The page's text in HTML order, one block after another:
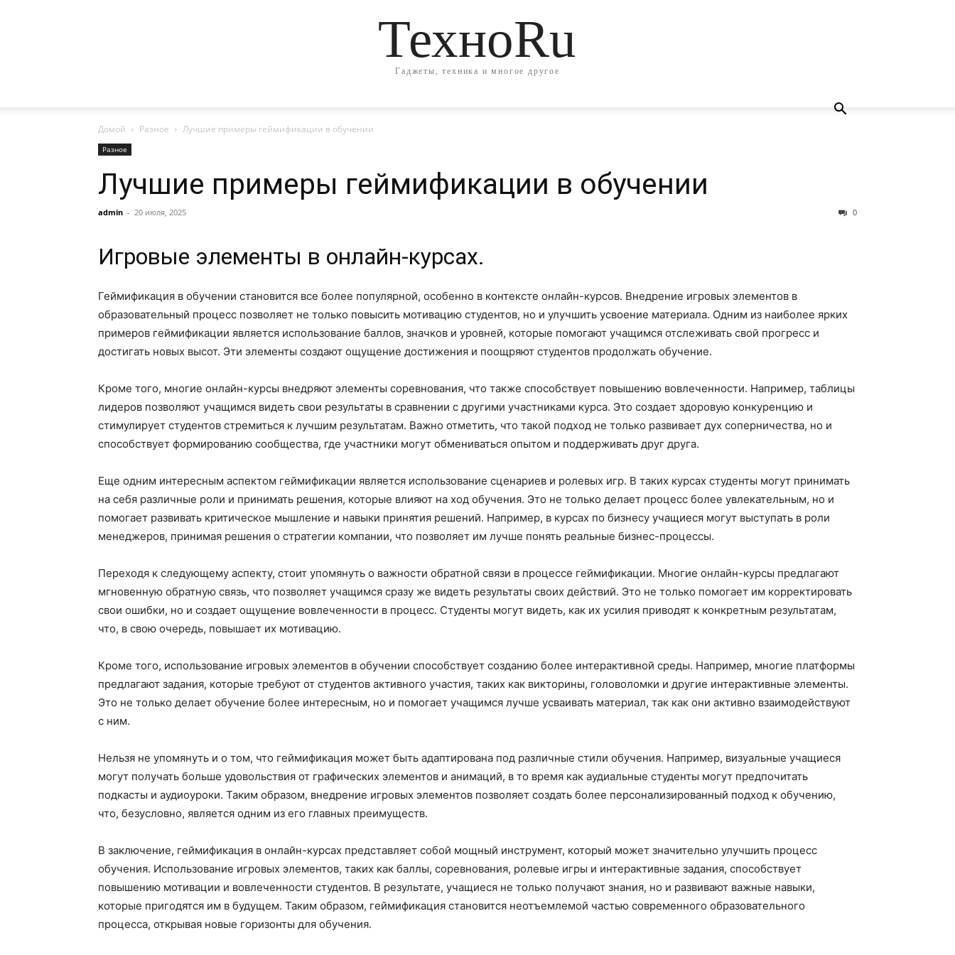
ТехноRu
Гаджеты, техника и многое другое
Домой Разное Лучшие примеры геймификации в обучении
Разное
Лучшие примеры геймификации в обучении
admin - 20 июля, 2025 0
Игровые элементы в онлайн-курсах.
Геймификация в обучении становится все более популярной, особенно в контексте онлайн-курсов. Внедрение игровых элементов в
образовательный процесс позволяет не только повысить мотивацию студентов, но и улучшить усвоение материала. Одним из наиболее ярких
примеров геймификации является использование баллов, значков и уровней, которые помогают учащимся отслеживать свой прогресс и
достигать новых высот. Эти элементы создают ощущение достижения и поощряют студентов продолжать обучение.
Кроме того, многие онлайн-курсы внедряют элементы соревнования, что также способствует повышению вовлеченности. Например, таблицы
лидеров позволяют учащимся видеть свои результаты в сравнении с другими участниками курса. Это создает здоровую конкуренцию и
стимулирует студентов стремиться к лучшим результатам. Важно отметить, что такой подход не только развивает дух соперничества, но и
способствует формированию сообщества, где участники могут обмениваться опытом и поддерживать друг друга.
Еще одним интересным аспектом геймификации является использование сценариев и ролевых игр. В таких курсах студенты могут принимать
на себя различные роли и принимать решения, которые влияют на ход обучения. Это не только делает процесс более увлекательным, но и
помогает развивать критическое мышление и навыки принятия решений. Например, в курсах по бизнесу учащиеся могут выступать в роли
менеджеров, принимая решения о стратегии компании, что позволяет им лучше понять реальные бизнес-процессы.
Переходя к следующему аспекту, стоит упомянуть о важности обратной связи в процессе геймификации. Многие онлайн-курсы предлагают
мгновенную обратную связь, что позволяет учащимся сразу же видеть результаты своих действий. Это не только помогает им корректировать
свои ошибки, но и создает ощущение вовлеченности в процесс. Студенты могут видеть, как их усилия приводят к конкретным результатам,
что, в свою очередь, повышает их мотивацию.
Кроме того, использование игровых элементов в обучении способствует созданию более интерактивной среды. Например, многие платформы
предлагают задания, которые требуют от студентов активного участия, таких как викторины, головоломки и другие интерактивные элементы.
Это не только делает обучение более интересным, но и помогает учащимся лучше усваивать материал, так как они активно взаимодействуют
с ним.
Нельзя не упомянуть и о том, что геймификация может быть адаптирована под различные стили обучения. Например, визуальные учащиеся
могут получать больше удовольствия от графических элементов и анимаций, в то время как аудиальные студенты могут предпочитать
подкасты и аудиоуроки. Таким образом, внедрение игровых элементов позволяет создать более персонализированный подход к обучению,
что, безусловно, является одним из его главных преимуществ.
В заключение, геймификация в онлайн-курсах представляет собой мощный инструмент, который может значительно улучшить процесс
обучения. Использование игровых элементов, таких как баллы, соревнования, ролевые игры и интерактивные задания, способствует
повышению мотивации и вовлеченности студентов. В результате, учащиеся не только получают знания, но и развивают важные навыки,
которые пригодятся им в будущем. Таким образом, геймификация становится неотъемлемой частью современного образовательного
процесса, открывая новые горизонты для обучения.